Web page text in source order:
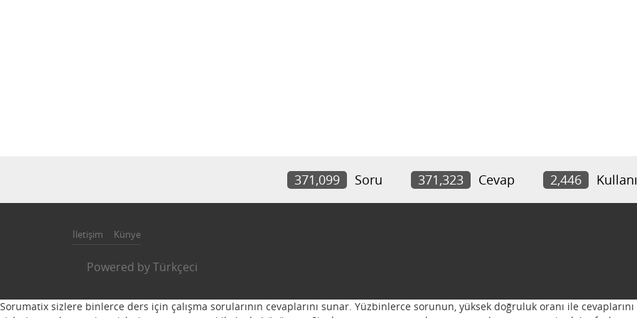
371,099 Soru 371,323 Cevap 2,446
İletişim Künye
Powered byTürkçeci
Sorumatix sizlere binlerce ders için çalışma sorularının cevaplarını sunar. Yüzbinlerce sorunun, yüksek doğruluk oranı ile